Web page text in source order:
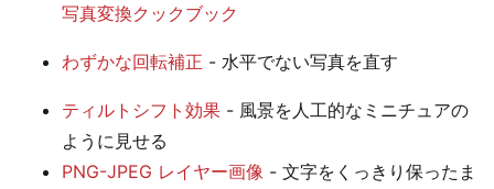
写真変換クックブック
わずかな回転補正 - 水平でない写真を直す
ティルトシフト効果 - 風景を人工的なミニチュアの
ように見せる
PNG-JPEG レイヤー画像 - 文字をくっきり保ったま